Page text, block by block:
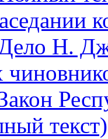
Н.
текст)